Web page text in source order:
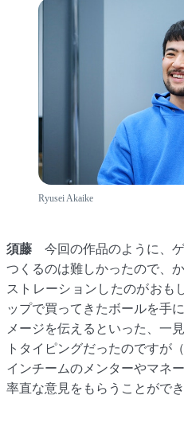
Ryusei Akaike
須藤 今回の作品のように、
つくるのは難しかったので、
ストレーションしたのがおも
ップで買ってきたボールを手
メージを伝えるといった、一
トタイピングだったのですが
インチームのメンターやマネ
率直な意見をもらうことができ